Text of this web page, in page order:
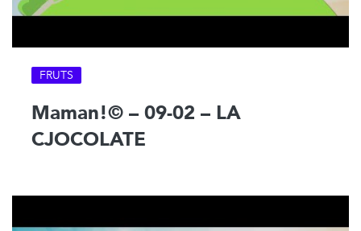
FRUTS
Maman!© – 09-02 – LA
CJOCOLATE